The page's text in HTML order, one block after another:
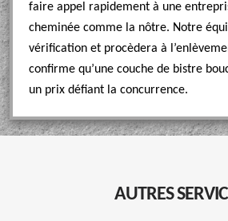
faire appel rapidement à une
cheminée comme la nôtre. Notre
vérification et procèdera à
confirme qu’une couche de bistre
un prix défiant la concurrence.
AUTRES